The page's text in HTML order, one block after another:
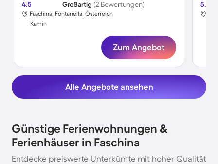
4.5 Großartig (2 Bewertungen)
Faschina, Fontanella, Österreich
Kamin
Zum Angebot
5.0
Alle Angebote ansehen
Günstige Ferienwohnungen &
Ferienhäuser in Faschina
Entdecke preiswerte Unterkünfte mit hoher Qualität